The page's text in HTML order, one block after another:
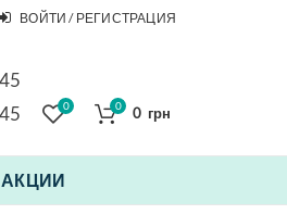
ВОЙТИ / РЕГИСТРАЦИЯ
0 0 0 грн
АКЦИИ